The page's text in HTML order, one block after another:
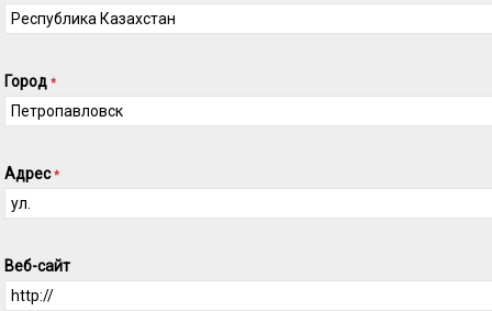
Город*
Адрес*
Веб-сайт